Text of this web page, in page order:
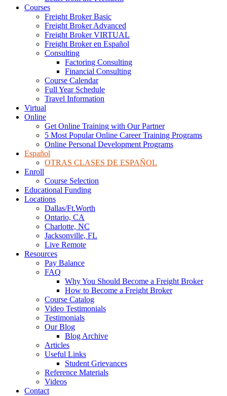
Courses
Freight Broker Basic
Freight Broker Advanced
Freight Broker VIRTUAL
Freight Broker en Español
Consulting
Factoring Consulting
Financial Consulting
Course Calendar
Full Year Schedule
Travel Information
Virtual
Online
Get Online Training with Our Partner
5 Most Popular Online Career Training Programs
Online Personal Development Programs
Español
OTRAS CLASES DE ESPAÑOL
Enroll
Course Selection
Educational Funding
Locations
Dallas/Ft.Worth
Ontario, CA
Charlotte, NC
Jacksonville, FL
Live Remote
Resources
Pay Balance
FAQ
Why You Should Become a Freight Broker
How to Become a Freight Broker
Course Catalog
Video Testimonials
Testimonials
Our Blog
Blog Archive
Articles
Useful Links
Student Grievances
Reference Materials
Videos
Contact